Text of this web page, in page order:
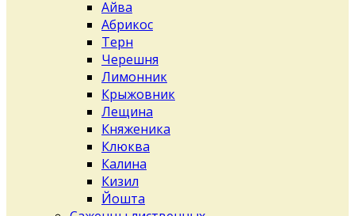
Айва
Абрикос
Терн
Черешня
Лимонник
Крыжовник
Лещина
Княженика
Клюква
Калина
Кизил
Йошта